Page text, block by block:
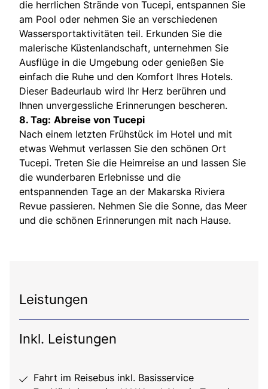
die herrlichen Strände von Tucepi, entspannen Sie
am Pool oder nehmen Sie an verschiedenen
Wassersportaktivitäten teil. Erkunden Sie die
malerische Küstenlandschaft, unternehmen Sie
Ausflüge in die Umgebung oder genießen Sie
einfach die Ruhe und den Komfort Ihres Hotels.
Dieser Badeurlaub wird Ihr Herz berühren und
Ihnen unvergessliche Erinnerungen bescheren.
8. Tag: Abreise von Tucepi
Nach einem letzten Frühstück im Hotel und mit
etwas Wehmut verlassen Sie den schönen Ort
Tucepi. Treten Sie die Heimreise an und lassen Sie
die wunderbaren Erlebnisse und die
entspannenden Tage an der Makarska Riviera
Revue passieren. Nehmen Sie die Sonne, das Meer
und die schönen Erinnerungen mit nach Hause.
Leistungen
Inkl. Leistungen
Fahrt im Reisebus inkl. Basisservice